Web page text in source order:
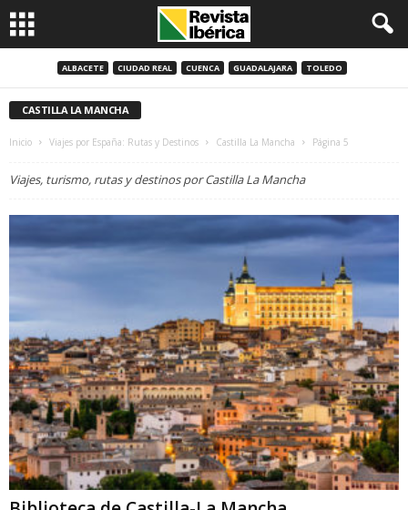
ALBACETE CIUDAD REAL CUENCA GUADALAJARA TOLEDO
CASTILLA LA MANCHA
Inicio Viajes por España: Rutas y Destinos Castilla La Mancha Página 5
Viajes, turismo, rutas y destinos por Castilla La Mancha